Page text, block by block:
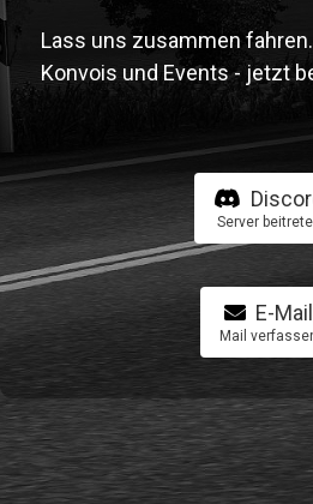
Lass uns zusammen
Konvois und Events - jetzt
Server
E-Mail
Mail